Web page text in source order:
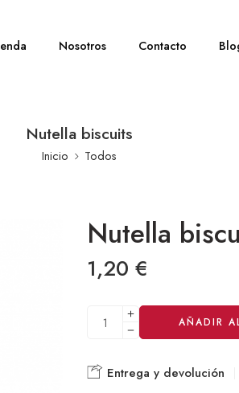
Nosotros Contacto
Nutella biscuits
Inicio Todos
Nutella
1,20 €
AÑADIR
Alternative:
Entrega y devolución